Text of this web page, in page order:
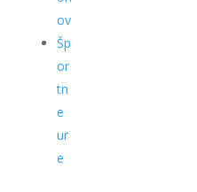
ov
Šp
or
tn
e
ur
e